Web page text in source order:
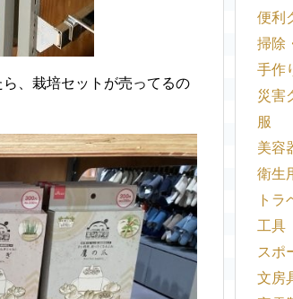
、栽培セットが売ってるの
便利
掃除
手作
災害
服
美容
衛生
トラ
工具
スポ
文房